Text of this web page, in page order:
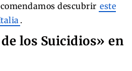
descubrir este
.
los Suicidios» en